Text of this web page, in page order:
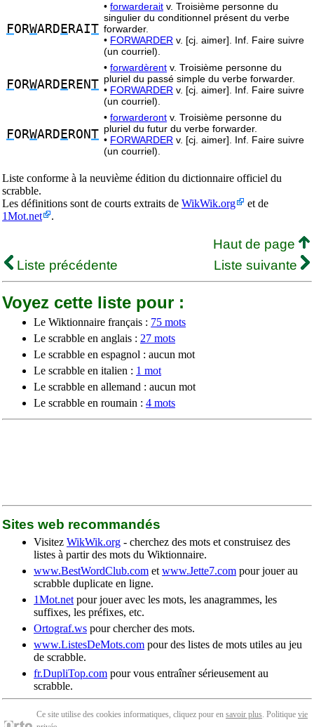
FORWARD E RAIT
• forwarderait v. Troisième personne du
singulier du conditionnel présent du verbe
forwarder.
• FORWARDER v. [cj. aimer]. Inf. Faire suivre
(un courriel).
FORWARD E RENT
• forwardèrent v. Troisième personne du
pluriel du passé simple du verbe forwarder.
• FORWARDER v. [cj. aimer]. Inf. Faire suivre
(un courriel).
FORWARD E RONT
• forwarderont v. Troisième personne du
pluriel du futur du verbe forwarder.
• FORWARDER v. [cj. aimer]. Inf. Faire suivre
(un courriel).
Liste conforme à la neuvième édition du dictionnaire officiel du
scrabble.
Les définitions sont de courts extraits de WikWik.org
et de
1Mot.net
.
Haut de page
Liste précédente
Liste suivante
Voyez cette liste pour :
Le Wiktionnaire français : 75 mots
Le scrabble en anglais : 27 mots
Le scrabble en espagnol : aucun mot
Le scrabble en italien : 1 mot
Le scrabble en allemand : aucun mot
Le scrabble en roumain : 4 mots
Sites web recommandés
Visitez WikWik.org - cherchez des mots et construisez des
listes à partir des mots du Wiktionnaire.
www.BestWordClub.com et www.Jette7.com pour jouer au
scrabble duplicate en ligne.
1Mot.net pour jouer avec les mots, les anagrammes, les
suffixes, les préfixes, etc.
Ortograf.ws pour chercher des mots.
www.ListesDeMots.com pour des listes de mots utiles au jeu
de scrabble.
fr.DupliTop.com pour vous entraîner sérieusement au
scrabble.
Ce site utilise des cookies informatiques, cliquez pour en savoir plus. Politique vie